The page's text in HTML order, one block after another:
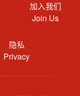
加入我们
Join Us
隐私
Privacy